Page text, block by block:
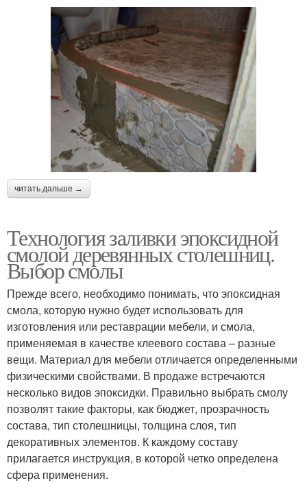
читать дальше →
Технология заливки эпоксидной
смолой деревянных столешниц.
Выбор смолы
Прежде всего, необходимо понимать, что эпоксидная
смола, которую нужно будет использовать для
изготовления или реставрации мебели, и смола,
применяемая в качестве клеевого состава – разные
вещи. Материал для мебели отличается определенными
физическими свойствами. В продаже встречаются
несколько видов эпоксидки. Правильно выбрать смолу
позволят такие факторы, как бюджет, прозрачность
состава, тип столешницы, толщина слоя, тип
декоративных элементов. К каждому составу
прилагается инструкция, в которой четко определена
сфера применения.